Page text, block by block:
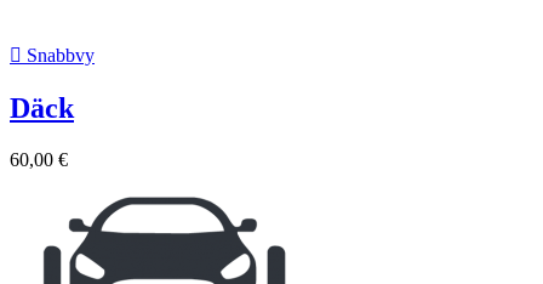
 Snabbvy
Däck
60,00 €